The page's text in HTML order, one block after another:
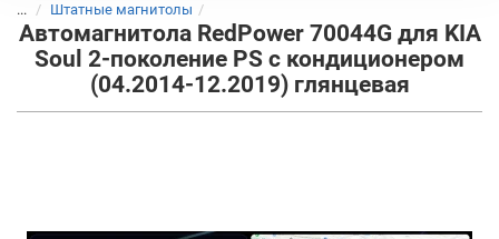
... Штатные магнитолы
Автомагнитола RedPower 70044G для KIA
Soul 2-поколение PS с кондиционером
(04.2014-12.2019) глянцевая